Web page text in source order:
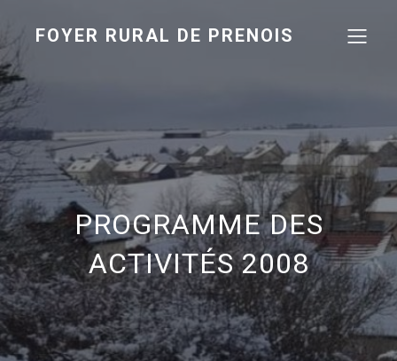
FOYER RURAL DE PRENOIS
PROGRAMME DES
ACTIVITÉS 2008